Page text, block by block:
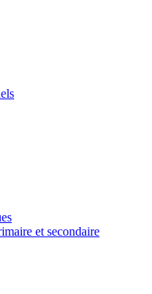
et secondaire